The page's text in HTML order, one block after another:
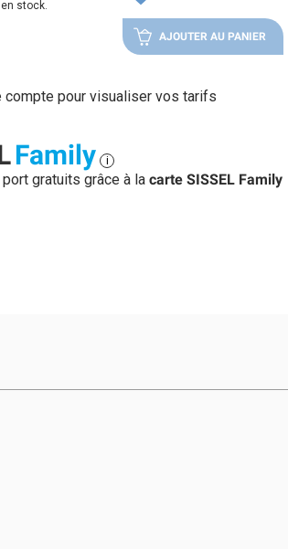
stock.
AJOUTER AU PANIER
compte pour visualiser vos tarifs
Family i
gratuits grâce à la carte SISSEL Family